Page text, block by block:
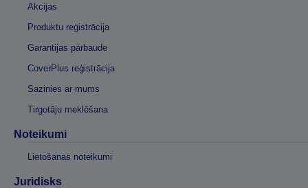
Akcijas
Produktu reģistrācija
Garantijas pārbaude
CoverPlus reģistrācija
Sazinies ar mums
Tirgotāju meklēšana
Noteikumi
Lietošanas noteikumi
Juridisks